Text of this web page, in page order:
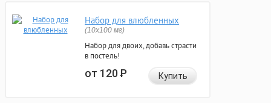
Набор для влюбленных
(10х100 мг)
Набор для двоих, добавь страсти
в постель!
от 120Р Купить